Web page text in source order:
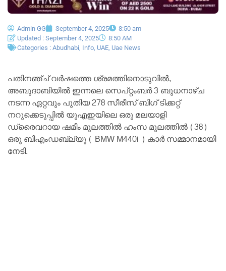
Admin GG September 4, 2025
8:50 am
Updated : September 4, 2025
8:50 AM
Categories : Abudhabi Info UAE Uae News
പതിനഞ്ച് വർഷത്തെ ശ്രമത്തിനൊടുവിൽ,
അബുദാബിയിൽ ഇന്നലെ സെപ്റ്റംബർ 3 ബുധനാഴ്ച
നടന്ന ഏറ്റവും പുതിയ 278 സീരീസ് ബിഗ് ടിക്കറ്റ്
നറുക്കെടുപ്പിൽ യുഎഇയിലെ ഒരു മലയാളി
ഡ്രൈവറായ ഷമീം മൂലത്തിൽ ഹംസ മൂലത്തിൽ (38)
ഒരു ബിഎംഡബ്ല്യു ( BMW M440i ) കാർ സമ്മാനമായി
നേടി.